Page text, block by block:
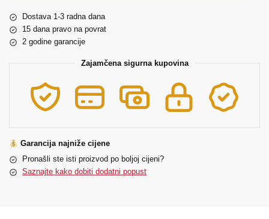
Dostava 1-3 radna dana
15 dana pravo na povrat
2 godine garancije
Zajamčena sigurna kupovina
Garancija najniže cijene
Pronašli ste isti proizvod po boljoj cijeni?
Saznajte kako dobiti dodatni popust